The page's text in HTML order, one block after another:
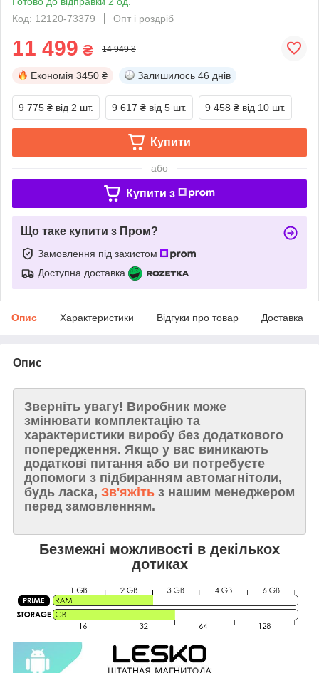
Код: 12120-73379
Опт і роздріб
11 499 ₴ 14 949 ₴
Економія 3450 ₴ Залишилось 46 днів
9 775 ₴ від 2 шт. 9 617 ₴ від 5 шт. 9 458 ₴ від 10 шт.
Купити
або
Купити з
Що таке купити з Пром?
Замовлення під захистом
Доступна доставка
Опис Характеристики Відгуки про товар Доставка
Опис
Зверніть увагу! Виробник може
змінювати комплектацію та
характеристики виробу без додаткового
попередження. Якщо у вас виникають
додаткові питання або ви потребуєте
допомоги з підбиранням автомагнітоли,
будь ласка, Зв'яжіть з нашим менеджером
перед замовленням.
Безмежні можливості в декількох
дотиках